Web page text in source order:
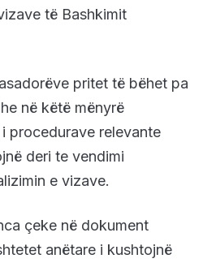
të Bashkimit
pritet tё bёhet pa
nё kёtё mёnyrё
procedurave relevante
deri te vendimi
e vizave.
çeke nё dokument
anëtare i kushtojnë